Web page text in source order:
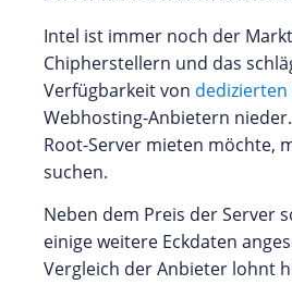
Intel ist immer noch der
Chipherstellern und das
Verfügbarkeit von dedizierten
Webhosting-Anbietern
Root-Server mieten möchte,
suchen.
Neben dem Preis der Server
einige weitere Eckdaten
Vergleich der Anbieter lohnt